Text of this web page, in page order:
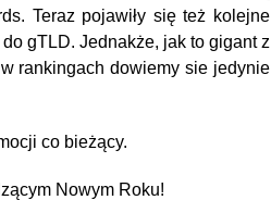
Teraz pojawiły się też kolejne
gTLD. Jednakże, jak to gigant z
rankingach dowiemy sie jedynie
co bieżący.
Nowym Roku!